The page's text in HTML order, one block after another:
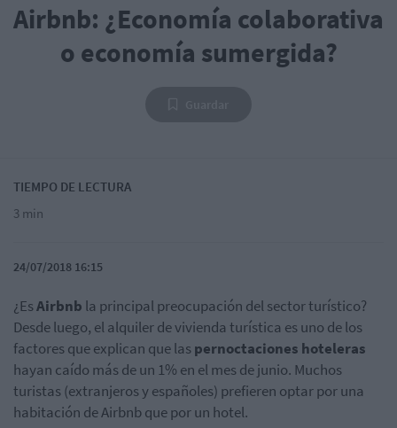
Airbnb: ¿Economía colaborativa
o economía sumergida?
TIEMPO DE LECTURA
3 min
24/07/2018 16:15
¿EsAirbnb la principal preocupación del sector turístico?
Desde luego, el alquiler de vivienda turística es uno de los
factores que explican que laspernoctaciones hoteleras
hayan caído más de un 1% en el mes de junio. Muchos
turistas (extranjeros y españoles) prefieren optar por una
habitación de Airbnb que por un hotel.